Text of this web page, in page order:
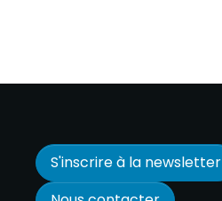
S'inscrire à la newsletter